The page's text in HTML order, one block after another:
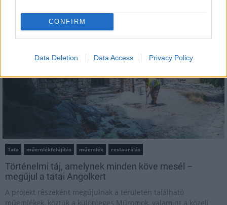
CONFIRM
Data Deletion Data Access Privacy Policy
Tata műemlékfelújítás műemlék restaurálás
Történelmi táj, amelynek minden köve mesél –
megújul a tatai Angolkert
A projekt részeként megújulnak a területen található
műemlékek, köztük a különleges Műromok, valamint a közeli